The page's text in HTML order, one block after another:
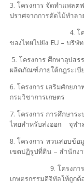
​3. โครงการ จัดทำแพล
ปราศจากการตัดไม้ทำลา
4. โครงการ วิเ
ของไทยไปยัง EU – บริษั
​5. โครงการ ศึกษาอุปส
ผลิตภัณฑ์ภายใต้กฎระเบี
6. โครงการ เสริมศักยภ
กรมวิชาการเกษตร
7. โครงการ การศึกษาร
ไทยสำหรับส่งออก – จุฬ
8. โครงการ ทวนสอบข้อ
เขตปฏิรูปที่ดิน – สำ
9. โครงการ การ
เกษตรกรรมดิจิทัลให้ถูก